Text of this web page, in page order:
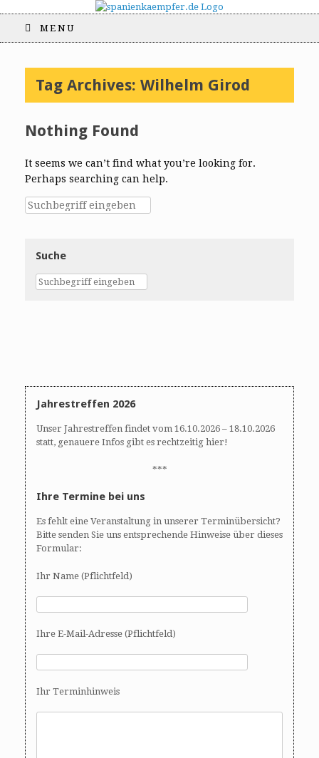
MENU
Tag Archives: Wilhelm Girod
Nothing Found
It seems we can’t find what you’re looking for.
Perhaps searching can help.
Suche
Jahrestreffen 2026
Unser Jahrestreffen findet vom 16.10.2026 – 18.10.2026
statt, genauere Infos gibt es rechtzeitig hier!
***
Ihre Termine bei uns
Es fehlt eine Veranstaltung in unserer Terminübersicht?
Bitte senden Sie uns entsprechende Hinweise über dieses
Formular:
Ihr Name (Pflichtfeld)
Ihre E-Mail-Adresse (Pflichtfeld)
Ihr Terminhinweis